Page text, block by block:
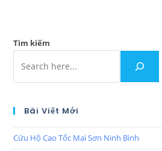
Tìm kiếm
Bài Viết Mới
Cứu Hộ Cao Tốc Mai Sơn Ninh Bình